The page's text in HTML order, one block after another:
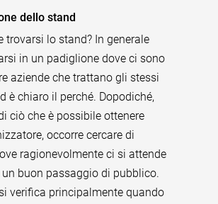
dello stand
trovarsi lo stand? In generale
in un padiglione dove ci sono
aziende che trattano gli stessi
è chiaro il perché. Dopodiché,
ciò che è possibile ottenere
occorre cercare di
ragionevolmente ci si attende
buon passaggio di pubblico.
verifica principalmente quando